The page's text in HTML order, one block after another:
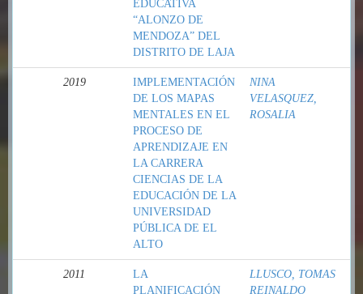
EDUCATIVA
“ALONZO DE
MENDOZA” DEL
DISTRITO DE LAJA
2019
IMPLEMENTACIÓN
DE LOS MAPAS
MENTALES EN EL
PROCESO DE
APRENDIZAJE EN
LA CARRERA
CIENCIAS DE LA
EDUCACIÓN DE LA
UNIVERSIDAD
PÚBLICA DE EL
ALTO
NINA
VELASQUEZ,
ROSALIA
2011
LA
PLANIFICACIÓN
LLUSCO, TOMAS
REINALDO